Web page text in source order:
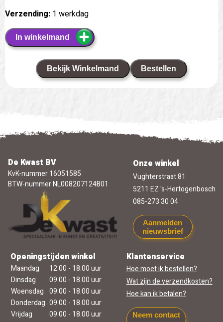
Verzending: 1 werkdag
In winkelmand
Bekijk Winkelmand Bestellen
De Kwast BV
KvK-nummer 16051585
BTW-nummer NL008207124B01
Onze winkel
Vughterstraat 81
5211 EZ 's-Hertogenbosch
085-273 30 04
Aanmelden
nieuwsbrief
Openingstijden winkel
Maandag
12.00 - 18.00 uur
Dinsdag
09.00 - 18.00 uur
Woensdag 09.00 - 18.00 uur
Donderdag 09.00 - 18.00 uur
Vrijdag
09.00 - 18.00 uur
Klantenservice
Hoe moet ik bestellen?
Wat zijn de verzendkosten?
Hoe kan ik betalen?
Neem contact